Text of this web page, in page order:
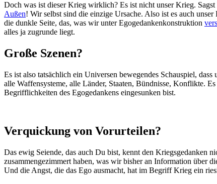
Doch was ist dieser Krieg wirklich? Es ist nicht unser Krieg. Sagst
Außen! Wir selbst sind die einzige Ursache. Also ist es auch unser
die dunkle Seite, das, was wir unter Egogedankenkonstruktion
alles ja zugrunde liegt.
Große Szenen?
Es ist also tatsächlich ein Universen bewegendes Schauspiel, dass
alle Waffensysteme, alle Länder, Staaten, Bündnisse, Konflikte. Es
Begrifflichkeiten des Egogedankens eingesunken bist.
Verquickung von Vorurteilen?
Das ewig Seiende, das auch Du bist, kennt den Kriegsgedanken
zusammengezimmert haben, was wir bisher an Information über
Und die Angst, die das Ego ausmacht, hat im Begriff Krieg ein